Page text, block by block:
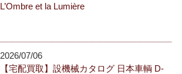
L’Ombre et la Lumière
2026/07/06
【宅配買取】設機械カタログ 日本車輌 D-